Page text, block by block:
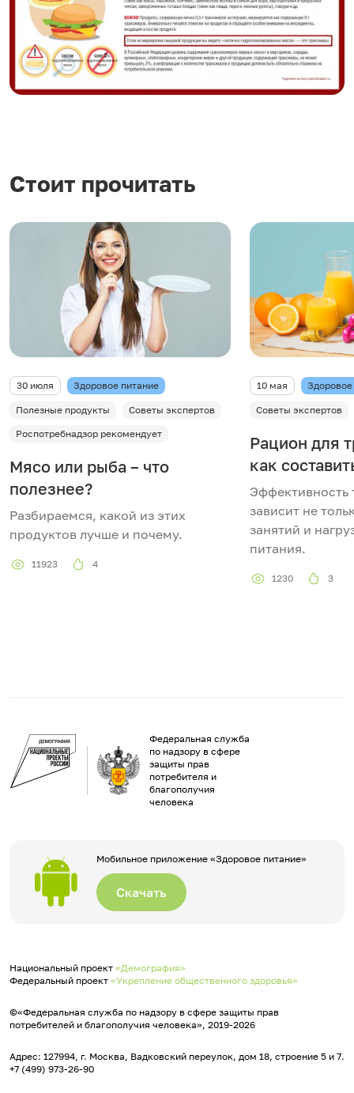
Стоит прочитать
30 июля Здоровое питание
Полезные продукты
Советы экспертов
Роспотребнадзор рекомендует
Мясо или рыба – что
полезнее?
Разбираемся, какой из этих
продуктов лучше и почему.
11923 4
10 мая
Советы экспертов
Рацион для
как
Эффективность
зависит не
занятий и
питания.
1230 3
Федеральная служба
по надзору в сфере
защиты прав
потребителя и
благополучия
человека
Мобильное приложение «Здоровое питание»
Скачать
Национальный проект «Демография»
Федеральный проект «Укрепление общественного здоровья»
©«Федеральная служба по надзору в сфере защиты прав
потребителей и благополучия человека», 2019-2026
Адрес: 127994, г. Москва, Вадковский переулок, дом 18, строение 5 и 7.
+7 (499) 973-26-90